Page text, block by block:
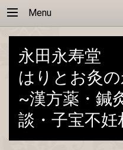
Menu
永田永寿堂
はりとお灸
~漢方薬・鍼
談・子宝不妊